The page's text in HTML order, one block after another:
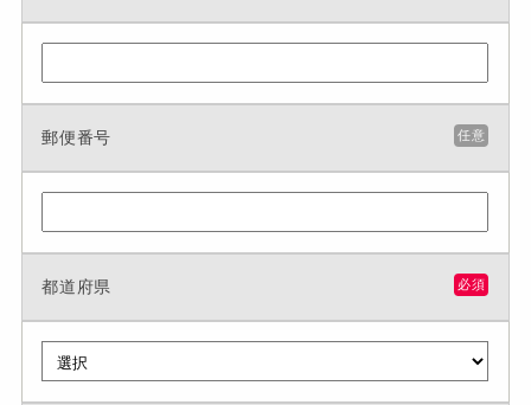
郵便番号 任意
都道府県 必須